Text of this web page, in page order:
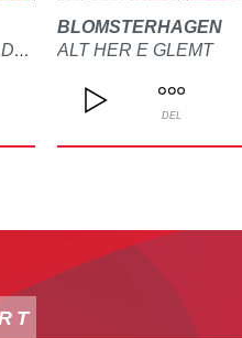
HERREGUD, SÅ VONDT DET BLIR
BLOMSTERHAGEN
ALT HER E GLEMT
DEL